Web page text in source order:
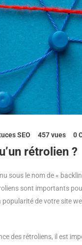
SEO 457 vues 0
rétrolien ?
sous le nom de «
sont importants
popularité de votre site
des rétroliens, il est